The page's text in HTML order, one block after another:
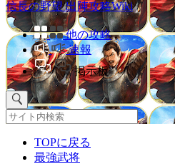
信長の野望 出陣攻略Wiki
他の攻略
速報
掲示板
TOPに戻る
最強武将